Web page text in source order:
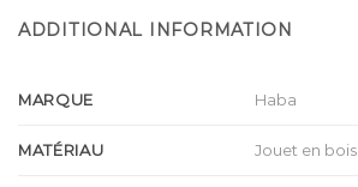
ADDITIONAL INFORMATION
MARQUE Haba
MATÉRIAU Jouet en bois